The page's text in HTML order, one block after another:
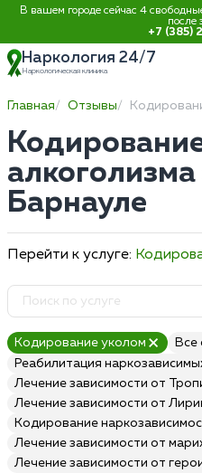
В вашем городе сейчас 4
после
+7 (385)
Наркология 24/7
Наркологическая клиника
Главная Отзывы
Барнауле
Перейти к услуге:
Кодирование уколом
Все
Реабилитация
Лечение зависимости от
Лечение зависимости от
Кодирование
Лечение зависимости от
Лечение зависимости от